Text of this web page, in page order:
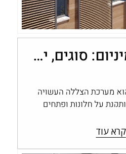
תריסי אלומיניום: סוגים, יתרונות ובחירה לבית
מערכת הצללה העשויה
על חלונות ופתחים
תריסי אלומיניום…
קרא עוד